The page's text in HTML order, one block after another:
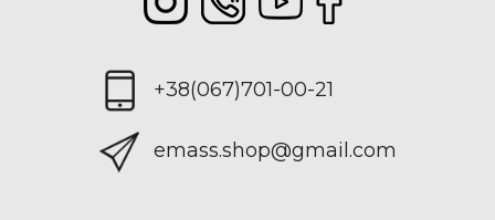
Модні жіночі сорочки
Стилісти наполягають, що у модному
арсеналі жінки сорочка має бути не одна.
Їх має налічуватися три, у різних стилях та
+38(067)701-00-21
emass.shop@gmail.com